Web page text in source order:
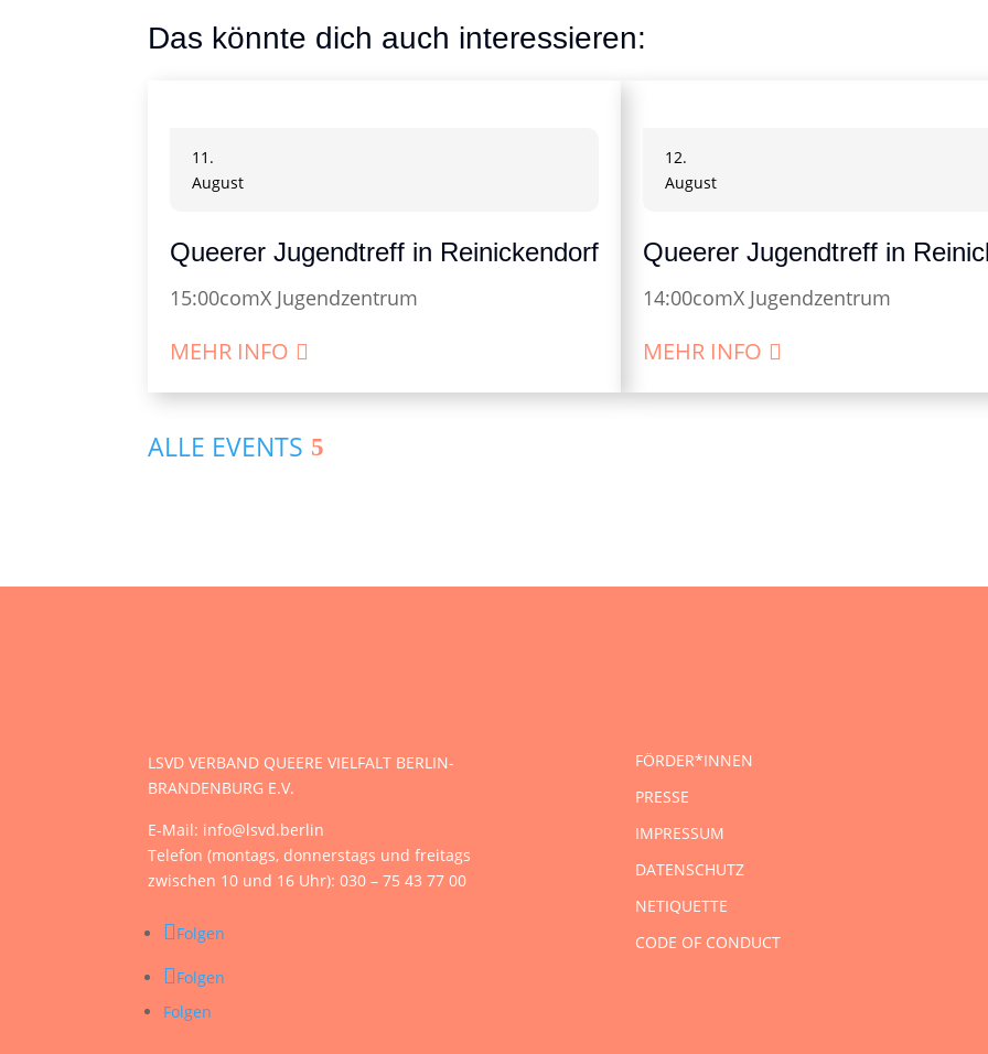
Das könnte dich auch interessieren:
11.
August
Queerer Jugendtreff in Reinickendorf
15:00comX Jugendzentrum
MEHR INFO
12.
August
Queerer Jugendtreff in
14:00comX Jugendzentrum
MEHR INFO
ALLE EVENTS
LSVD VERBAND QUEERE VIELFALT BERLIN-
BRANDENBURG E.V.
E-Mail: info@lsvd.berlin
Telefon (montags, donnerstags und freitags
zwischen 10 und 16 Uhr): 030 – 75 43 77 00
Folgen
Folgen
Folgen
FÖRDER*INNEN
PRESSE
IMPRESSUM
DATENSCHUTZ
NETIQUETTE
CODE OF CONDUCT